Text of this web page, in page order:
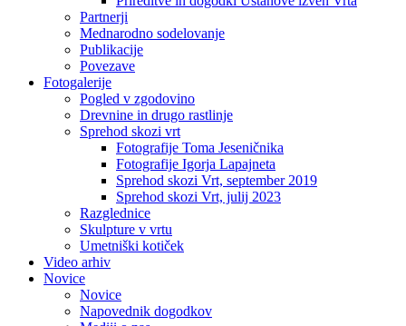
Partnerji
Mednarodno sodelovanje
Publikacije
Povezave
Fotogalerije
Pogled v zgodovino
Drevnine in drugo rastlinje
Sprehod skozi vrt
Fotografije Toma Jeseničnika
Fotografije Igorja Lapajneta
Sprehod skozi Vrt, september 2019
Sprehod skozi Vrt, julij 2023
Razglednice
Skulpture v vrtu
Umetniški kotiček
Video arhiv
Novice
Novice
Napovednik dogodkov